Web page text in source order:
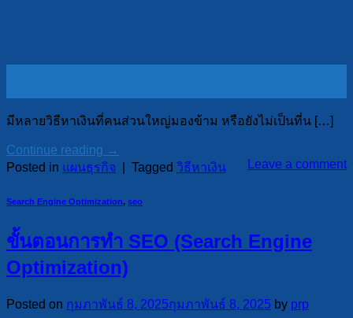
มีหลายวิธีหาเงินที่คนส่วนใหญ่มองข้าม หรือยังไม่เป็นที่น […]
Continue reading →
Posted in แผนธุรกิจ Tagged วิธีหาเงิน Leave a comment
Search Engine Optimization, seo
ขั้นตอนการทำ SEO (Search Engine
Optimization)
Posted on กุมภาพันธ์ 8, 2025กุมภาพันธ์ 8, 2025 by prp